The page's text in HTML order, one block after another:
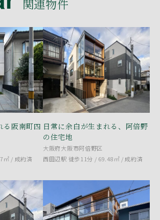
関連物件
る阪南町四
㎡ / 成約済
日常に余白が生まれる、阿倍野
の住宅地
大阪府大阪市阿倍野区
西田辺駅 徒歩11分 / 69.48㎡ /成約済